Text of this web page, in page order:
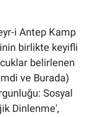
i Antep Kamp
birlikte keyifli
belirlenen
ve Burada)
Sosyal
Dinlenme',